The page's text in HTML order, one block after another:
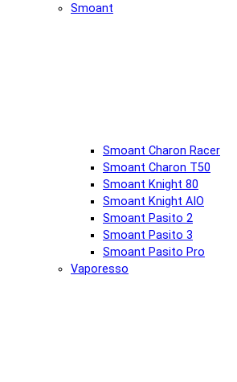
Smoant
Smoant Charon Racer
Smoant Charon T50
Smoant Knight 80
Smoant Knight AIO
Smoant Pasito 2
Smoant Pasito 3
Smoant Pasito Pro
Vaporesso